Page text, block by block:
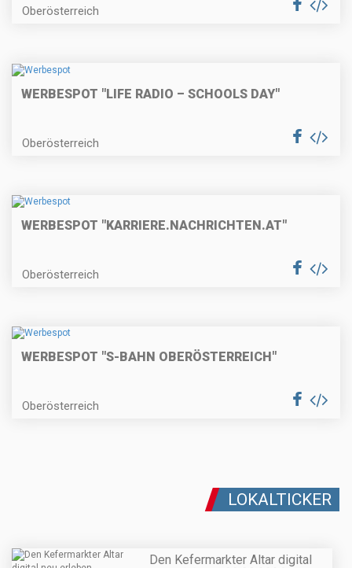
Oberösterreich
WERBESPOT "LIFE RADIO – SCHOOLS DAY"
Oberösterreich
WERBESPOT "KARRIERE.NACHRICHTEN.AT"
Oberösterreich
WERBESPOT "S-BAHN OBERÖSTERREICH"
Oberösterreich
LOKALTICKER
Den Kefermarkter Altar digital